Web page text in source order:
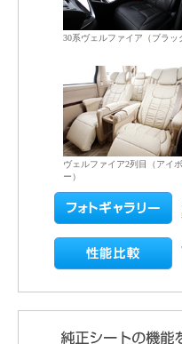
30系ヴェルファイア（ブラッ
ヴェルファイア2列目（アイ
ー）